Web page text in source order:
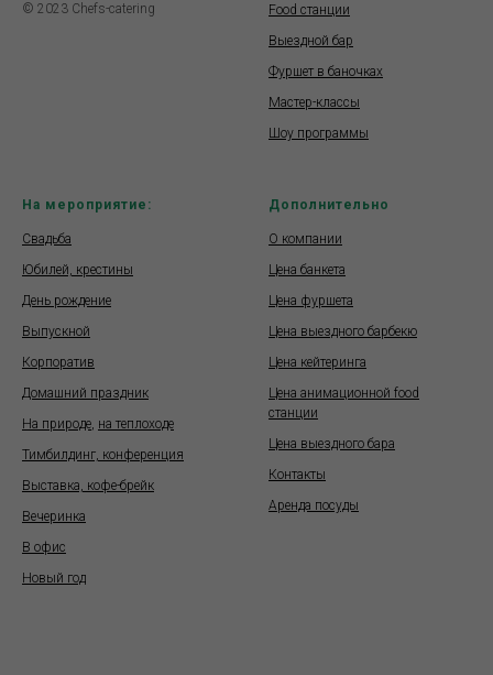
© 2023 Chefs-catering
Food станции
Выездной бар
Фуршет в баночках
Мастер-классы
Шоу программы
На мероприятие:
Свадьба
Юбилей, крестины
День рождение
Выпускной
Корпоратив
Домашний праздник
На природе, на теплоходе
Тимбилдинг, конференция
Выставка, кофе-брейк
Вечеринка
В офис
Новый год
Дополнительно
О компании
Цена банкета
Цена фуршета
Цена выездного барбекю
Цена кейтеринга
Цена анимационной food
станции
Цена выездного бара
Контакты
Аренда посуды